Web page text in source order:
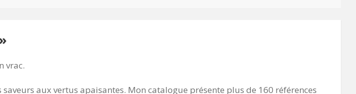
vrac.
aux vertus apaisantes. Mon catalogue présente plus de 160 références